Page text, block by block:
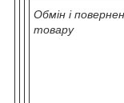
Обмін і
товару